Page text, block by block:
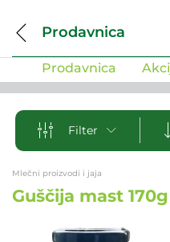
Prodavnica
Prodavnica
Filter
Mlečni proizvodi i jaja
Guščija mast 170g